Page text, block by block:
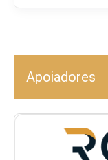
Apoiadores